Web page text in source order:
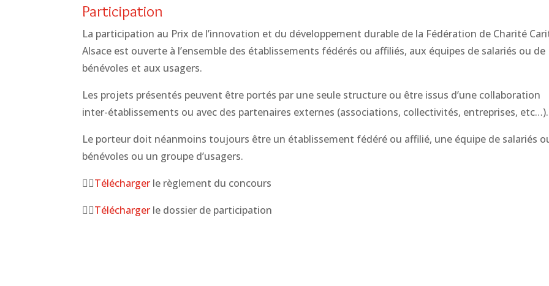
Participation
La participation au Prix de l’innovation et du développement durable de la Fédération de Charité
Alsace est ouverte à l’ensemble des établissements fédérés ou affiliés, aux équipes de salariés ou de
bénévoles et aux usagers.
Les projets présentés peuvent être portés par une seule structure ou être issus d’une collaboration
inter-établissements ou avec des partenaires externes (associations, collectivités, entreprises, etc…).
Le porteur doit néanmoins toujours être un établissement fédéré ou affilié, une équipe de salariés
bénévoles ou un groupe d’usagers.
👉🏼Télécharger le règlement du concours
👉🏼Télécharger le dossier de participation